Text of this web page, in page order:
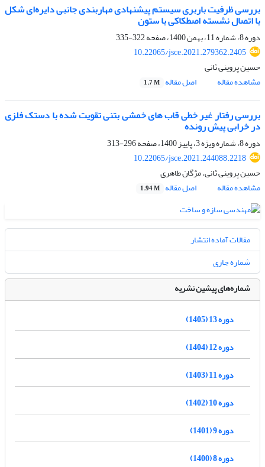
بررسی ظرفیت باربری سیستم پیشنهادی مهاربندی جانبی دایره‌ای شکل
با اتصال نشسته اصطکاکی با ستون
دوره 8، شماره 11، بهمن 1400، صفحه
322-335
10.22065/jsce.2021.279362.2405
حسین پروینی ثانی
مشاهده مقاله
اصل مقاله 1.7 M
بررسی رفتار غیر خطی قاب های خمشی بتنی تقویت شده با دستک فلزی
در خرابی پیش رونده
دوره 8، شماره ویژه 3، پاییز 1400، صفحه
296-313
10.22065/jsce.2021.244088.2218
حسین پروینی ثانی، مژگان طاهری
مشاهده مقاله
اصل مقاله 1.94 M
مقالات آماده انتشار
شماره جاری
شماره‌های پیشین نشریه
دوره 13 (1405)
دوره 12 (1404)
دوره 11 (1403)
دوره 10 (1402)
دوره 9 (1401)
دوره 8 (1400)